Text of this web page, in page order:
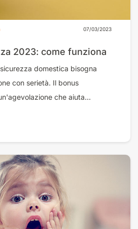
07/03/2023
2023: come funziona
domestica bisogna
con serietà. Il bonus
che aiuta...